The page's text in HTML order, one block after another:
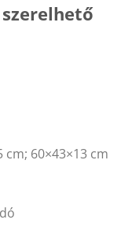
cm; 60×43×13 cm